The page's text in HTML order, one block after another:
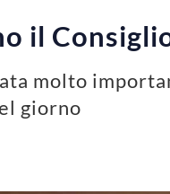
il
molto
giorno